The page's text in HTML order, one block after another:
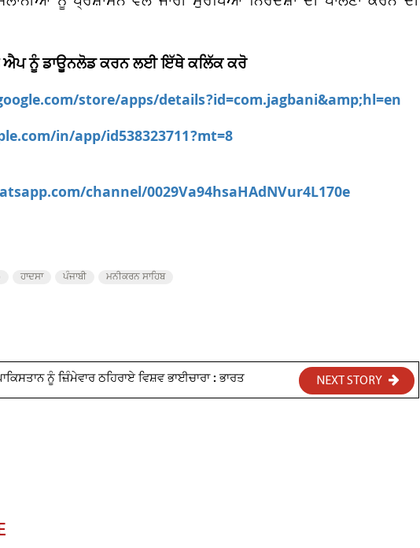
ਨੂੰ ਡਾਊਨਲੋਡ ਕਰਨ ਲਈ ਇੱਥੇ ਕਲਿੱਕ ਕਰੋ
store/apps/details?id=com.jagbani&amp;hl=en
in/app/id538323711?mt=8
channel/0029Va94hsaHAdNVur4L170e
ਹਾਦਸਾ ਪੰਜਾਬੀ ਮਨੀਕਰਨ ਸਾਹਿਬ
ਨੂੰ ਜ਼ਿੰਮੇਵਾਰ ਠਹਿਰਾਏ ਵਿਸ਼ਵ ਭਾਈਚਾਰਾ : ਭਾਰਤ NEXT STORY